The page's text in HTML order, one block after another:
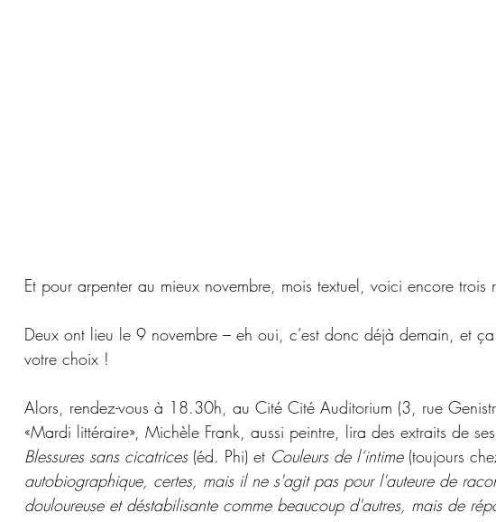
Et pour arpenter au mieux novembre, mois textuel, voici encore trois
Deux ont lieu le 9 novembre – eh oui, c’est donc déjà demain, et
votre choix !
Alors, rendez-vous à 18.30h, au Cité Cité Auditorium (3, rue
«Mardi littéraire», Michèle Frank, aussi peintre, lira des extraits de
Blessures sans cicatrices (éd. Phi) et Couleurs de l‘intime (toujours
autobiographique, certes, mais il ne s'agit pas pour l'auteure de
douloureuse et déstabilisante comme beaucoup d'autres, mais de